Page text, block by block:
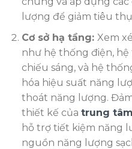
lượng để giảm tiêu
Cơ sở hạ tầng: Xem
như hệ thống điện,
chiếu sáng, và hệ
hóa hiệu suất năng
thoát năng lượng.
thiết kế của trung
hỗ trợ tiết kiệm năng
nguồn năng lượng